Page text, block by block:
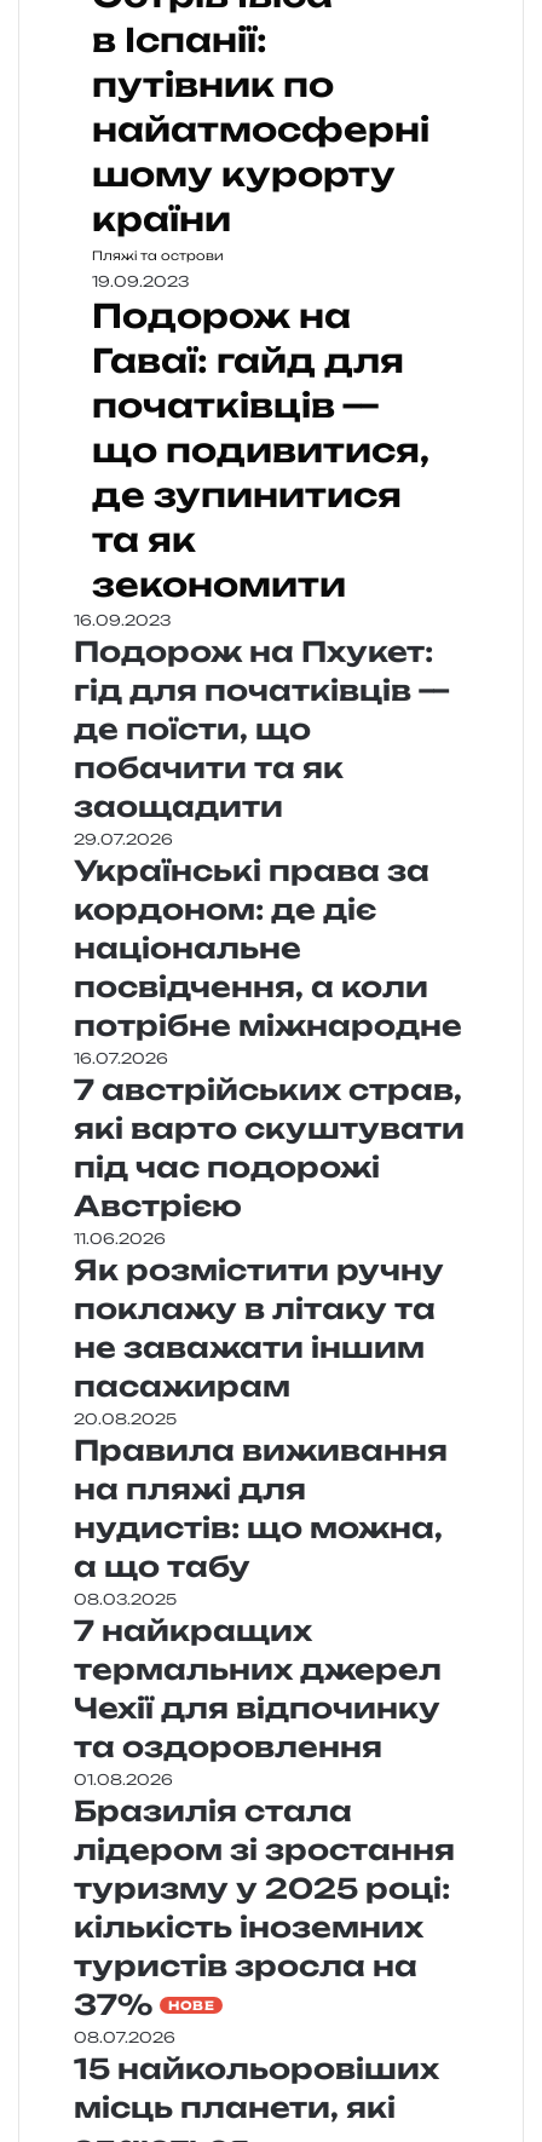
в Іспанії:
путівник по
найатмосферні
шому курорту
країни
Пляжі та острови
19.09.2023
Подорож на
Гаваї: гайд для
початківців —
що подивитися,
де зупинитися
та як
зекономити
16.09.2023
Подорож на Пхукет:
гід для початківців —
де поїсти, що
побачити та як
заощадити
29.07.2026
Українські права за
кордоном: де діє
національне
посвідчення, а коли
потрібне міжнародне
16.07.2026
7 австрійських страв,
які варто скуштувати
під час подорожі
Австрією
11.06.2026
Як розмістити ручну
поклажу в літаку та
не заважати іншим
пасажирам
20.08.2025
Правила виживання
на пляжі для
нудистів: що можна,
а що табу
08.03.2025
7 найкращих
термальних джерел
Чехії для відпочинку
та оздоровлення
01.08.2026
Бразилія стала
лідером зі зростання
туризму у 2025 році:
кількість іноземних
туристів зросла на
37%
НОВЕ
08.07.2026
15 найкольоровіших
місць планети, які